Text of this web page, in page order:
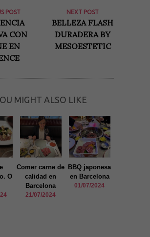
POST
CON
EN
NEXT POST
BELLEZA FLASH
DURADERA BY
MESOESTETIC
MIGHT ALSO LIKE
O
Comer carne de
calidad en
Barcelona
21/07/2024
BBQ japonesa
en Barcelona
01/07/2024